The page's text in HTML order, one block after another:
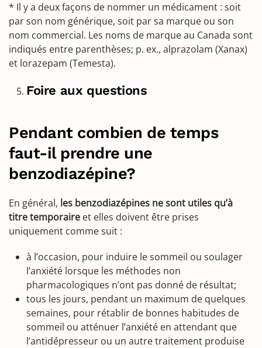
* Il y a deux façons de nommer un médicament : soit
par son nom générique, soit par sa marque ou son
nom commercial. Les noms de marque au Canada sont
indiqués entre parenthèses; p. ex., alprazolam (Xanax)
et lorazepam (Temesta).
Foire aux questions
Pendant combien de temps
faut-il prendre une
benzodiazépine?
En général, les benzodiazépines ne sont utiles qu’à
titre temporaire et elles doivent être prises
uniquement comme suit :
à l’occasion, pour induire le sommeil ou soulager
l’anxiété lorsque les méthodes non
pharmacologiques n’ont pas donné de résultat;
tous les jours, pendant un maximum de quelques
semaines, pour rétablir de bonnes habitudes de
sommeil ou atténuer l’anxiété en attendant que
l’antidépresseur ou un autre traitement produise